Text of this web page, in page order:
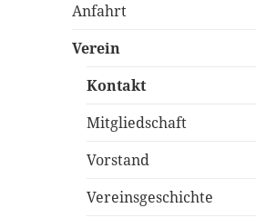
Anfahrt
Verein
Kontakt
Mitgliedschaft
Vorstand
Vereinsgeschichte